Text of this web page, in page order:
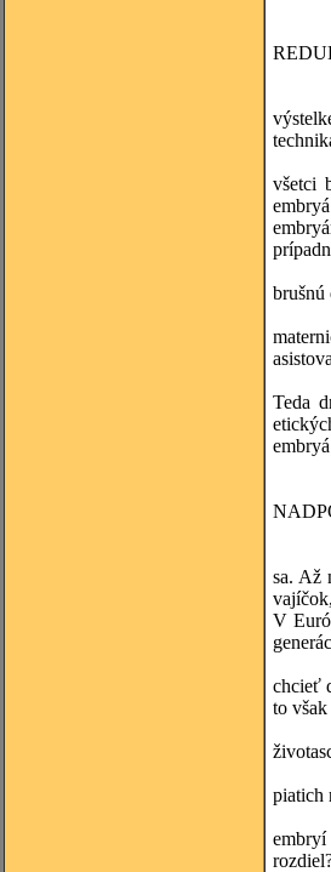
V
všetci
Pri
brušnú
Teda
Ak si
sa. Až
V
Tieto
chcieť
to
piatich
Tak